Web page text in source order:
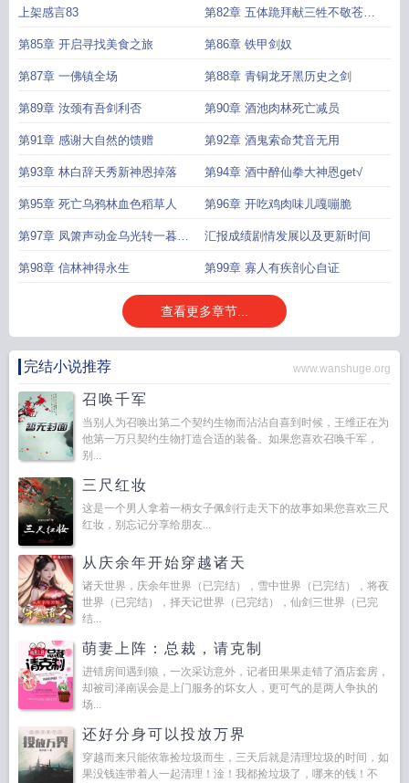
上架感言83 第82章 五体跪拜献三牲不敬苍天
敬鬼神求首订84
第85章 开启寻找美食之旅 第86章 铁甲剑奴
第87章 一佛镇全场 第88章 青铜龙牙黑历史之剑
第89章 汝颈有吾剑利否 第90章 酒池肉林死亡减员
第91章 感谢大自然的馈赠 第92章 酒鬼索命梵音无用
第93章 林白辞天秀新神恩掉落 第94章 酒中醉仙拳大神恩get√
第95章 死亡乌鸦林血色稻草人 第96章 开吃鸡肉味儿嘎嘣脆
第97章 凤箫声动金乌光转一暮游
龙舞
汇报成绩剧情发展以及更新时间
第98章 信林神得永生 第99章 寡人有疾剖心自证
查看更多章节...
完结小说推荐 www.wanshuge.org
召唤千军
当别人为召唤出第二个契约生物而沾沾自喜到时候，王维正在为
他第一万只契约生物打造合适的装备。如果您喜欢召唤千军，
别...
三尺红妆
这是一个男人拿着一柄女子佩剑行走天下的故事如果您喜欢三尺
红妆，别忘记分享给朋友...
从庆余年开始穿越诸天
诸天世界，庆余年世界（已完结），雪中世界（已完结），将夜
世界（已完结），择天记世界（已完结），仙剑三世界（已完
结...
萌妻上阵：总裁，请克制
进错房间遇到狼，一次采访意外，记者田果果走错了酒店套房，
却被司泽南误会是上门服务的坏女人，更可气的是两人争执的
场...
还好分身可以投放万界
穿越而来只能依靠捡垃圾而生，三天后就是清理垃圾的时间，如
果没钱连带着人一起清理！淦！我都捡垃圾了，哪来的钱！不